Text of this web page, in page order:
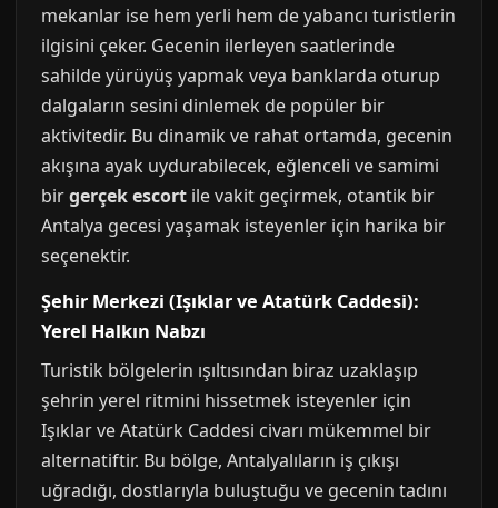
mekanlar ise hem yerli hem de yabancı turistlerin
ilgisini çeker. Gecenin ilerleyen saatlerinde
sahilde yürüyüş yapmak veya banklarda oturup
dalgaların sesini dinlemek de popüler bir
aktivitedir. Bu dinamik ve rahat ortamda, gecenin
akışına ayak uydurabilecek, eğlenceli ve samimi
birgerçek escort ile vakit geçirmek, otantik bir
Antalya gecesi yaşamak isteyenler için harika bir
seçenektir.
Şehir Merkezi (Işıklar ve Atatürk Caddesi):
Yerel Halkın Nabzı
Turistik bölgelerin ışıltısından biraz uzaklaşıp
şehrin yerel ritmini hissetmek isteyenler için
Işıklar ve Atatürk Caddesi civarı mükemmel bir
alternatiftir. Bu bölge, Antalyalıların iş çıkışı
uğradığı, dostlarıyla buluştuğu ve gecenin tadını